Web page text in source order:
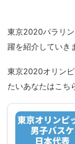
東京2020パラリ
躍を紹介していき
東京2020オリン
たいあなたはこち